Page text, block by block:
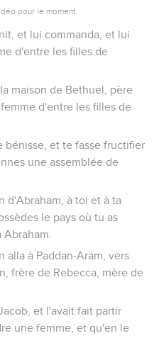
pour le moment.
et lui commanda, et lui
d'entre les filles de
maison de Bethuel, père
d'entre les filles de
bénisse, et te fasse fructifier
une assemblée de
d'Abraham, à toi et à ta
le pays où tu as
alla à Paddan-Aram, vers
frère de Rebecca, mère de
et l'avait fait partir
une femme, et qu'en le